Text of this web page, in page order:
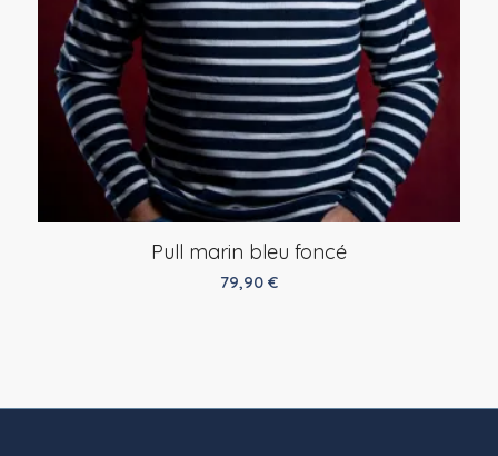
Pull marin bleu foncé
79,90 €